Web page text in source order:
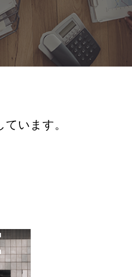
います。